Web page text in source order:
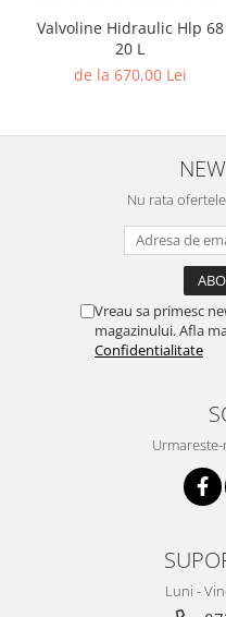
Valvoline Hidraulic Hlp 68
20 L
de la 670,00 Lei
Nu rata
Vreau sa primesc
magazinului. Afla
Confidentialitate
Luni -